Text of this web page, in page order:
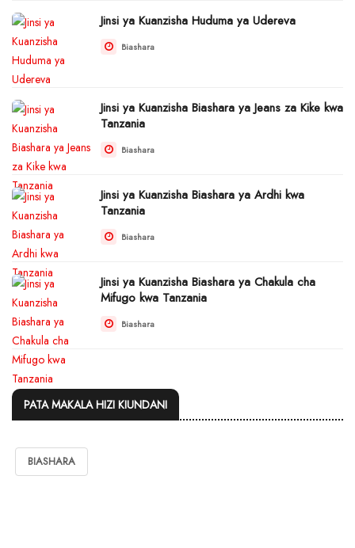
Jinsi ya Kuanzisha Huduma ya Udereva
Biashara
Jinsi ya Kuanzisha Biashara ya Jeans za Kike kwa
Tanzania
Biashara
Jinsi ya Kuanzisha Biashara ya Ardhi kwa
Tanzania
Biashara
Jinsi ya Kuanzisha Biashara ya Chakula cha
Mifugo kwa Tanzania
Biashara
PATA MAKALA HIZI KIUNDANI
BIASHARA